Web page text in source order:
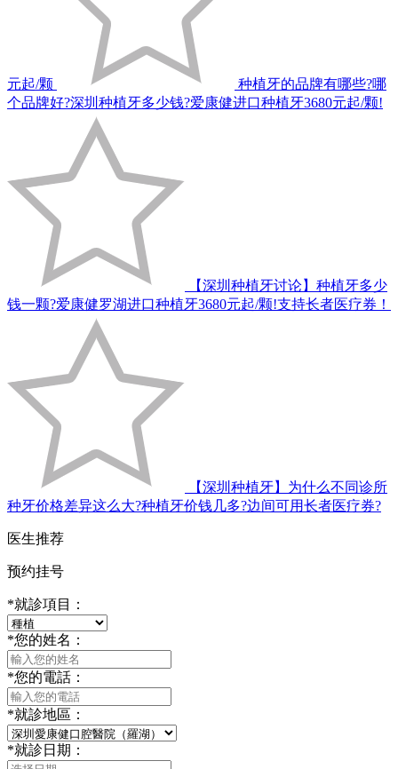
元起/颗
种植牙的品牌有哪些?哪
个品牌好?深圳种植牙多少钱?爱康健进口种植牙3680元起/颗!
【深圳种植牙讨论】种植牙多少
钱一颗?爱康健罗湖进口种植牙3680元起/颗!支持长者医疗券！
【深圳种植牙】为什么不同诊所
种牙价格差异这么大?种植牙价钱几多?边间可用长者医疗券?
医生推荐
预约挂号
*就診項目：
*您的姓名：
*您的電話：
*就診地區：
*就診日期：